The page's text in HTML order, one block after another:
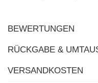
BEWERTUNGEN
RÜCKGABE &
VERSANDKOSTEN